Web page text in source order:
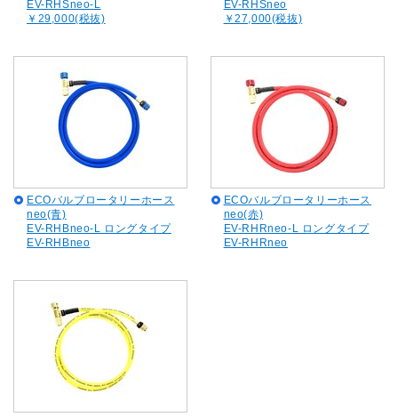
EV-RHSneo-L
￥29,000(税抜)
EV-RHSneo
￥27,000(税抜)
ECOバルブロータリーホース
neo(青)
EV-RHBneo-L ロングタイプ
EV-RHBneo
ECOバルブロータリーホース
neo(赤)
EV-RHRneo-L ロングタイプ
EV-RHRneo